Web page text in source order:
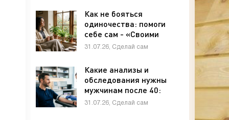
Как не бояться
одиночества: помоги
себе сам - «Своими
руками»
31.07.26, Сделай сам
Какие анализы и
обследования нужны
мужчинам после 40:
полный чек-лист -
31.07.26, Сделай сам